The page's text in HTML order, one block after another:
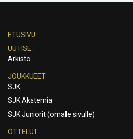
ETUSIVU
UUTISET
Arkisto
JOUKKUEET
SJK
SJK Akatemia
SJK Juniorit (omalle sivulle)
OTTELUT